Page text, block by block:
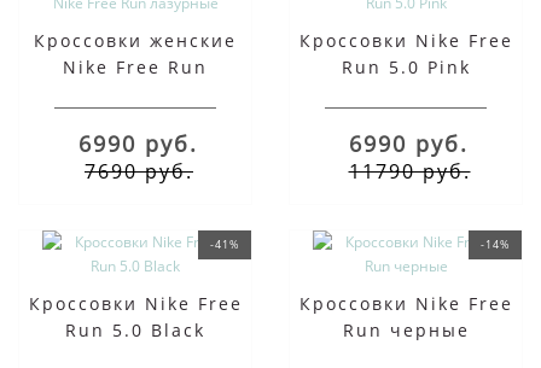
Кроссовки женские
Nike Free Run
6990 руб.
7690 руб.
Кроссовки Nike Free
Run 5.0 Pink
6990 руб.
11790 руб.
-41%
Кроссовки Nike Free
Run 5.0 Black
-14%
Кроссовки Nike Free
Run черные